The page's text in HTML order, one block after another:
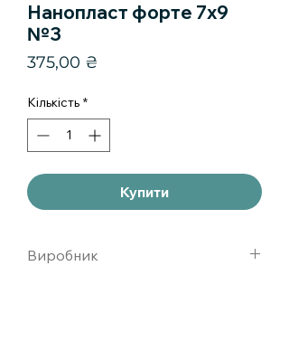
Нанопласт форте 7х9
№3
375,00 ₴
Кількість *
Купити
Виробник